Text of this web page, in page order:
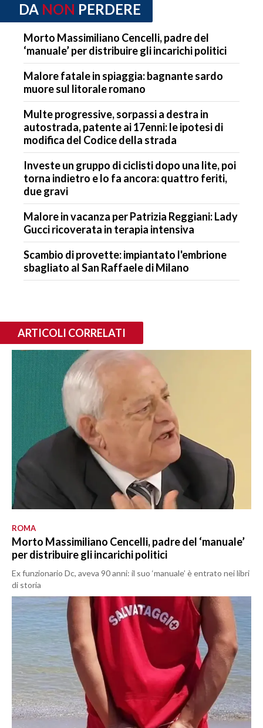
DA NON PERDERE
Morto Massimiliano Cencelli, padre del
‘manuale’ per distribuire gli incarichi politici
Malore fatale in spiaggia: bagnante sardo
muore sul litorale romano
Multe progressive, sorpassi a destra in
autostrada, patente ai 17enni: le ipotesi di
modifica del Codice della strada
Investe un gruppo di ciclisti dopo una lite, poi
torna indietro e lo fa ancora: quattro feriti,
due gravi
Malore in vacanza per Patrizia Reggiani: Lady
Gucci ricoverata in terapia intensiva
Scambio di provette: impiantato l'embrione
sbagliato al San Raffaele di Milano
ARTICOLI CORRELATI
ROMA
Morto Massimiliano Cencelli, padre del ‘manuale’
per distribuire gli incarichi politici
Ex funzionario Dc, aveva 90 anni: il suo ‘manuale’ è entrato nei libri
di storia